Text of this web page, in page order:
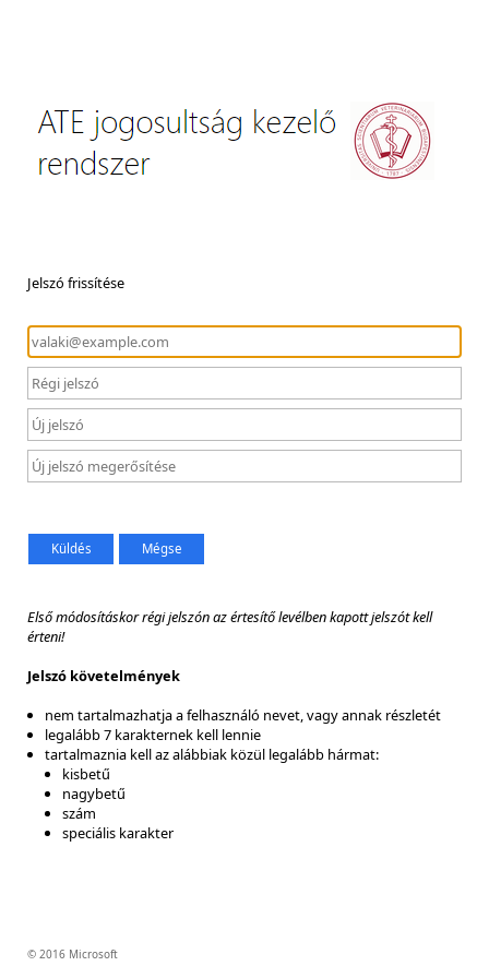
Jelszó frissítése
Első módosításkor régi jelszón az értesítő levélben kapott jelszót kell
érteni!
Jelszó követelmények
nem tartalmazhatja a felhasználó nevet, vagy annak részletét
legalább 7 karakternek kell lennie
tartalmaznia kell az alábbiak közül legalább hármat:
kisbetű
nagybetű
szám
speciális karakter
© 2016 Microsoft